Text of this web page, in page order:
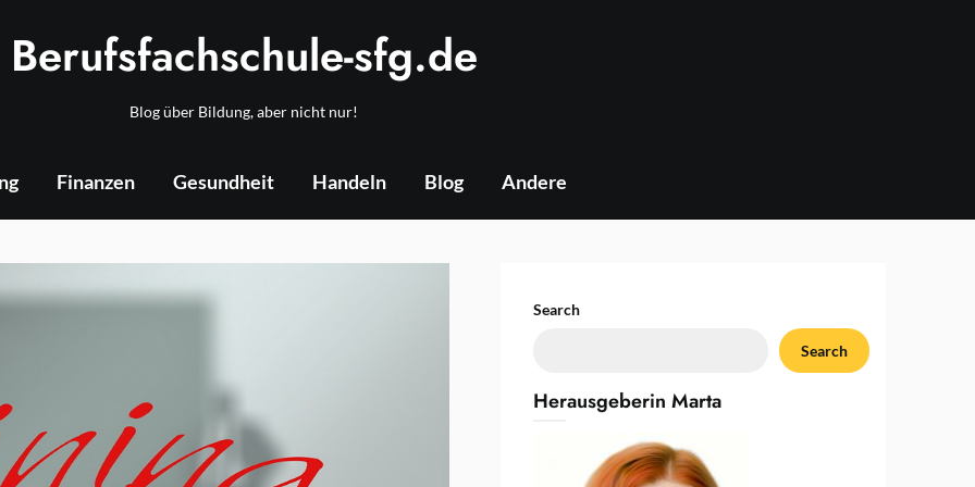
Berufsfachschule-sfg.de
Blog über Bildung, aber nicht nur!
Finanzen Gesundheit Handeln Blog Andere
Search
Search
Herausgeberin Marta